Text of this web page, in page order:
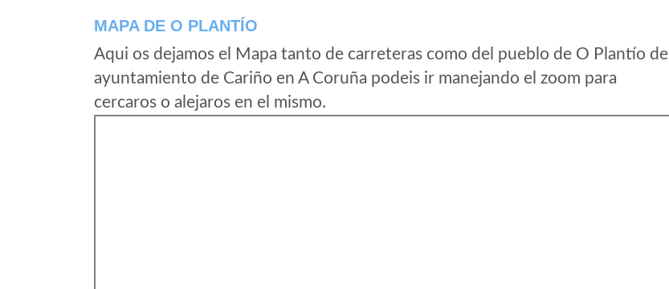
MAPA DE O PLANTÍO
Aqui os dejamos el Mapa tanto de carreteras como del pueblo de O Plantío del
ayuntamiento de Cariño en A Coruña podeis ir manejando el zoom para
cercaros o alejaros en el mismo.